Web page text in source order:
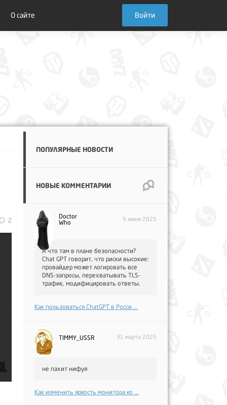
О сайте Войти
2
ПОПУЛЯРНЫЕ НОВОСТИ
НОВЫЕ КОММЕНТАРИИ
Doctor
Who
9 июня 2025
А что там в плане безопасности?
Chat GPT говорит, что риски высокие:
провайдер может логировать все
DNS-запросы, перехватывать TLS-
трафик, модифицировать ответы.
Как пользоваться ChatGPT в Росси ...
TIMMY_USSR 31 марта 2025
не пахит нифуя
Как изменить яркость монитора ко ...